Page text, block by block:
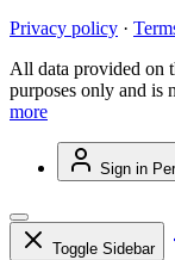
Privacy policy ·
All data provided on
purposes only and is
more
Sign in
Toggle Sidebar